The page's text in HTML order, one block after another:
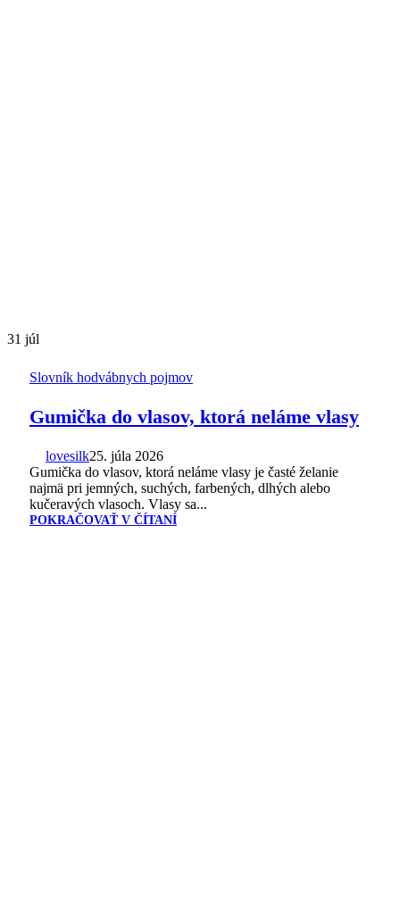
31 júl
Slovník hodvábnych pojmov
Gumička do vlasov, ktorá neláme vlasy
lovesilk25. júla 2026
Gumička do vlasov, ktorá neláme vlasy je časté želanie
najmä pri jemných, suchých, farbených, dlhých alebo
kučeravých vlasoch. Vlasy sa...
POKRAČOVAŤ V ČÍTANÍ